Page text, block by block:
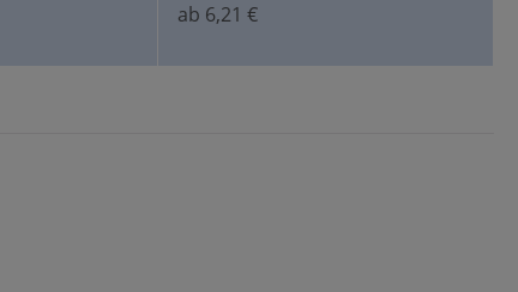
ab 6,21 €